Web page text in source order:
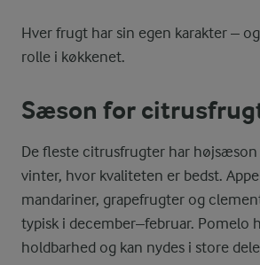
Hver frugt har sin egen karakter –
rolle i køkkenet.
Sæson for
De fleste citrusfrugter har højsæson
vinter, hvor kvaliteten er bedst.
mandariner, grapefrugter og
typisk i december–februar. Pomelo
holdbarhed og kan nydes i store